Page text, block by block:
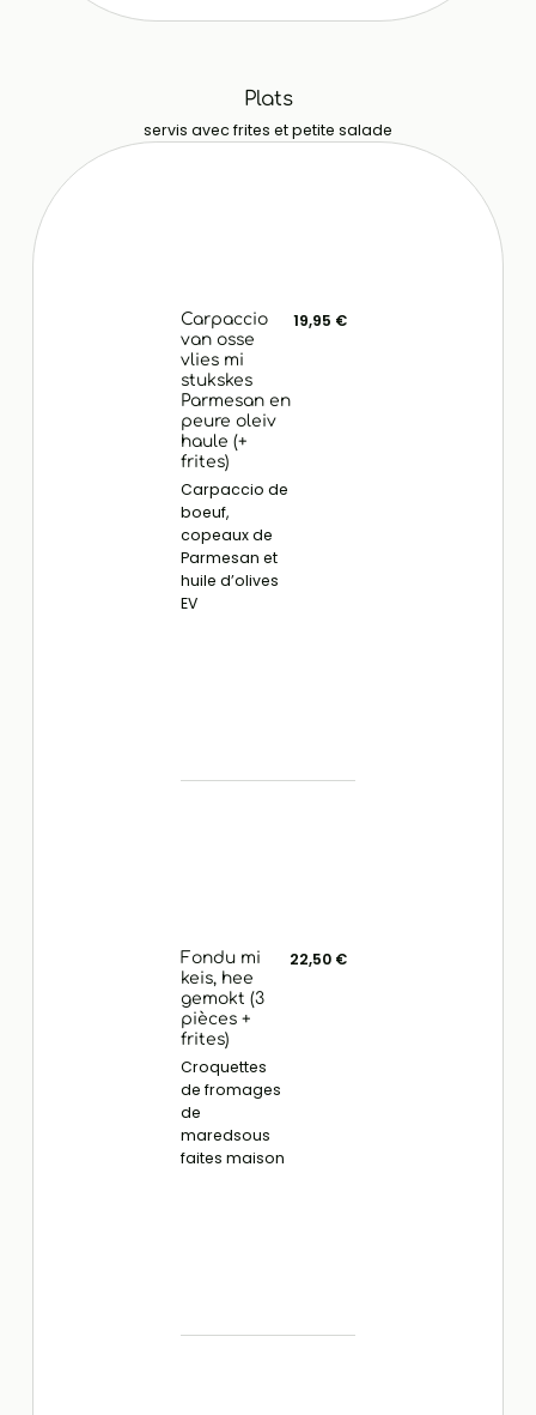
Plats
servis avec frites et petite salade
Carpaccio
van osse
vlies mi
stukskes
Parmesan en
peure oleiv
haule (+
frites)
Carpaccio de
boeuf,
copeaux de
Parmesan et
huile d’olives
EV
19,95 €
Fondu mi
keis, hee
gemokt (3
pièces +
frites)
Croquettes
de fromages
de
maredsous
faites maison
22,50 €